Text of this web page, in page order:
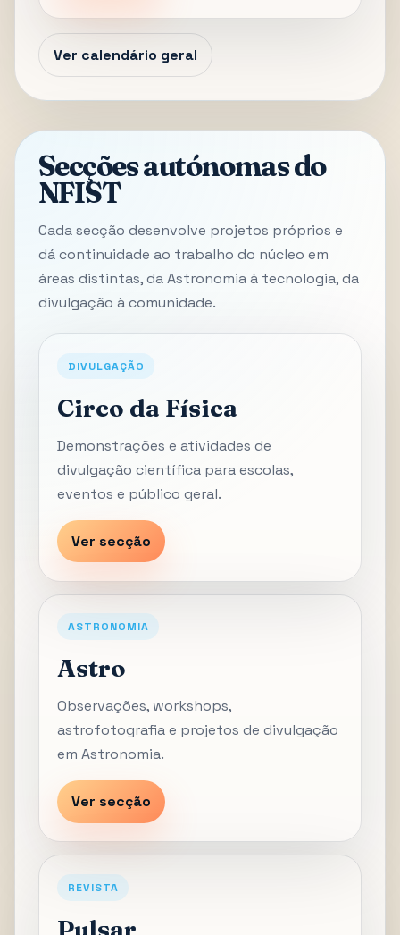
Ver calendário geral
Secções autónomas do
NFIST
Cada secção desenvolve projetos próprios e
dá continuidade ao trabalho do núcleo em
áreas distintas, da Astronomia à tecnologia, da
divulgação à comunidade.
DIVULGAÇÃO
Circo da Física
Demonstrações e atividades de
divulgação científica para escolas,
eventos e público geral.
Ver secção
ASTRONOMIA
Astro
Observações, workshops,
astrofotografia e projetos de divulgação
em Astronomia.
Ver secção
REVISTA
Pulsar